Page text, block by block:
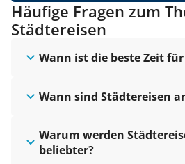
Häufige Fragen zum
Städtereisen
Wann ist die beste Zeit
Wann sind Städtereisen
Warum werden
beliebter?